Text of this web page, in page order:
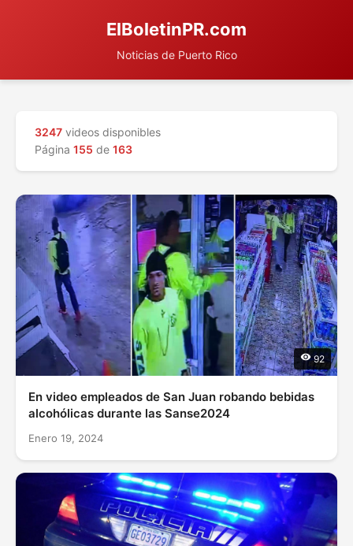
ElBoletinPR.com
Noticias de Puerto Rico
3247 videos disponibles
Página 155 de 163
92
En video empleados de San Juan robando bebidas
alcohólicas durante las Sanse2024
Enero 19, 2024